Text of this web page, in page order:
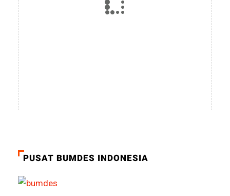
PUSAT BUMDES INDONESIA